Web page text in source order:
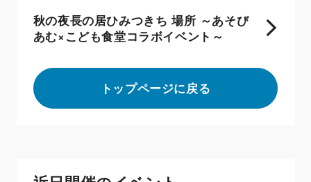
トップページに戻る
秋の夜長の居ひみつきち 場所 ～あそび
あむ×こども食堂コラボイベント～